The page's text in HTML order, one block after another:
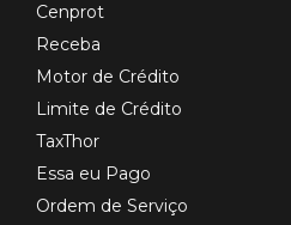
Cenprot
Receba
Motor de Crédito
Limite de Crédito
TaxThor
Essa eu Pago
Ordem de Serviço